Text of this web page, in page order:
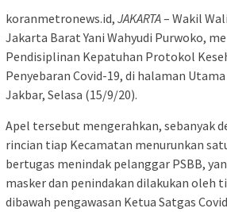
koranmetronews.id, JAKARTA– Wakil
Jakarta Barat Yani Wahyudi Purwoko,
Pendisiplinan Kepatuhan Protokol
Penyebaran Covid-19, di halaman
Jakbar, Selasa (15/9/20).
Apel tersebut mengerahkan, sebanyak
rincian tiap Kecamatan menurunkan
bertugas menindak pelanggar PSBB,
masker dan penindakan dilakukan oleh
dibawah pengawasan Ketua Satgas